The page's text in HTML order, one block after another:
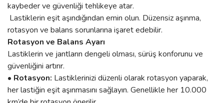
kaybeder ve güvenliği tehlikeye atar.
Lastiklerin eşit aşındığından emin olun. Düzensiz aşınma,
rotasyon ve balans sorunlarına işaret edebilir.
Rotasyon ve Balans Ayarı
Lastiklerin ve jantların dengeli olması, sürüş konforunu ve
güvenliğini artırır.
• Rotasyon: Lastiklerinizi düzenli olarak rotasyon yaparak,
her lastiğin eşit aşınmasını sağlayın. Genellikle her 10.000